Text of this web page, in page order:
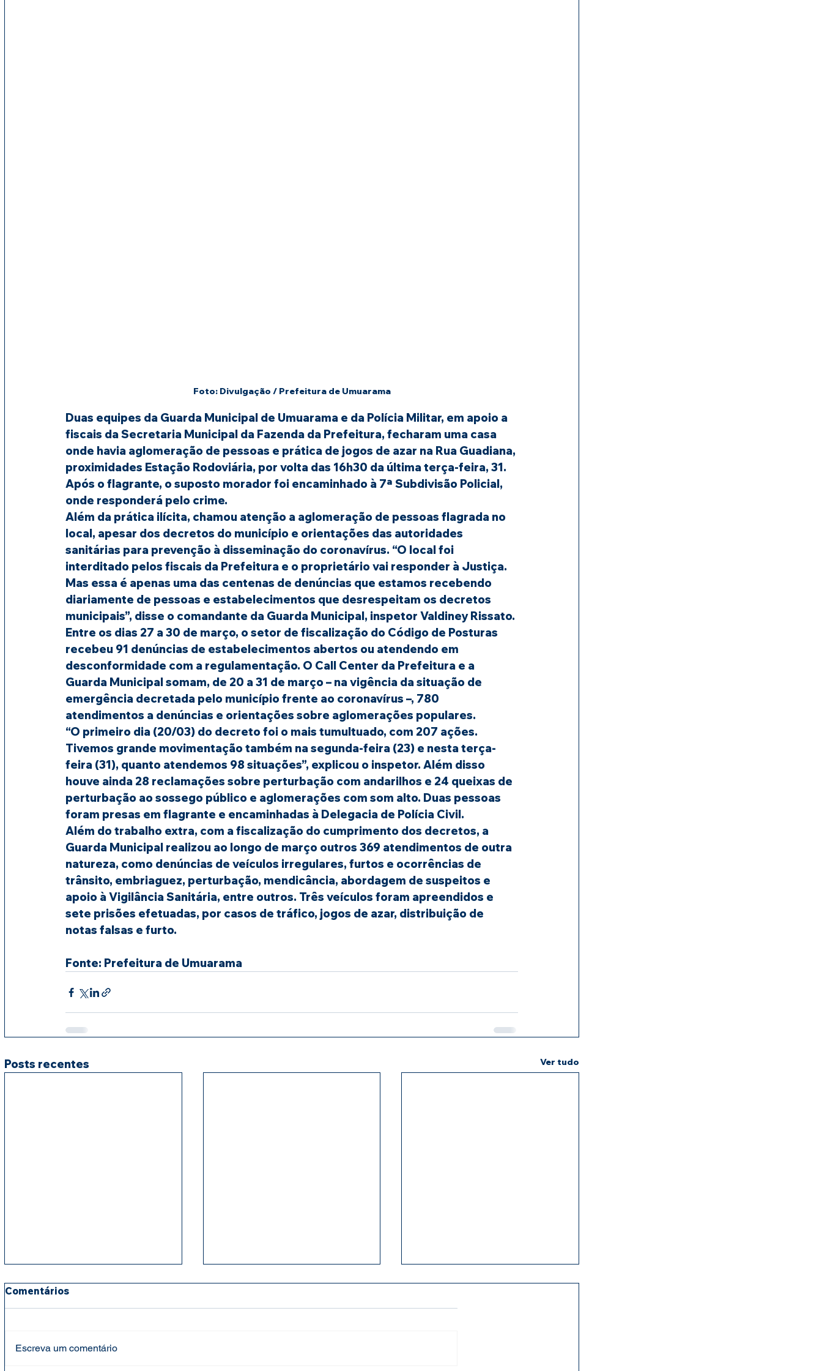
Foto: Divulgação / Prefeitura de Umuarama
Duas equipes da Guarda Municipal de Umuarama e da Polícia Militar, em apoio a
fiscais da Secretaria Municipal da Fazenda da Prefeitura, fecharam uma casa
onde havia aglomeração de pessoas e prática de jogos de azar na Rua Guadiana,
proximidades Estação Rodoviária, por volta das 16h30 da última terça-feira, 31.
Após o flagrante, o suposto morador foi encaminhado à 7ª Subdivisão Policial,
onde responderá pelo crime.
Além da prática ilícita, chamou atenção a aglomeração de pessoas flagrada no
local, apesar dos decretos do município e orientações das autoridades
sanitárias para prevenção à disseminação do coronavírus. “O local foi
interditado pelos fiscais da Prefeitura e o proprietário vai responder à Justiça.
Mas essa é apenas uma das centenas de denúncias que estamos recebendo
diariamente de pessoas e estabelecimentos que desrespeitam os decretos
municipais”, disse o comandante da Guarda Municipal, inspetor Valdiney Rissato.
Entre os dias 27 a 30 de março, o setor de fiscalização do Código de Posturas
recebeu 91 denúncias de estabelecimentos abertos ou atendendo em
desconformidade com a regulamentação. O Call Center da Prefeitura e a
Guarda Municipal somam, de 20 a 31 de março – na vigência da situação de
emergência decretada pelo município frente ao coronavírus –, 780
atendimentos a denúncias e orientações sobre aglomerações populares.
“O primeiro dia (20/03) do decreto foi o mais tumultuado, com 207 ações.
Tivemos grande movimentação também na segunda-feira (23) e nesta terça-
feira (31), quanto atendemos 98 situações”, explicou o inspetor. Além disso
houve ainda 28 reclamações sobre perturbação com andarilhos e 24 queixas de
perturbação ao sossego público e aglomerações com som alto. Duas pessoas
foram presas em flagrante e encaminhadas à Delegacia de Polícia Civil.
Além do trabalho extra, com a fiscalização do cumprimento dos decretos, a
Guarda Municipal realizou ao longo de março outros 369 atendimentos de outra
natureza, como denúncias de veículos irregulares, furtos e ocorrências de
trânsito, embriaguez, perturbação, mendicância, abordagem de suspeitos e
apoio à Vigilância Sanitária, entre outros. Três veículos foram apreendidos e
sete prisões efetuadas, por casos de tráfico, jogos de azar, distribuição de
notas falsas e furto.
Fonte: Prefeitura de Umuarama
Posts recentes Ver tudo
Comentários
Escreva um comentário